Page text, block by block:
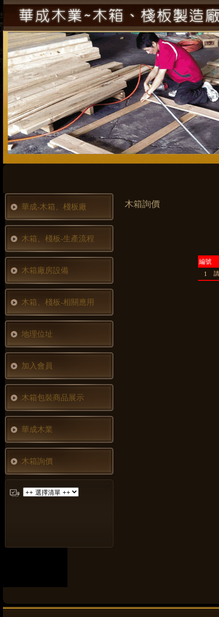
華成-木箱、棧板廠
木箱、棧板-生產流程
木箱廠房設備
木箱、棧板-相關應用
地理位址
加入會員
木箱包裝商品展示
華成木業
木箱詢價
木箱詢價
編號
1